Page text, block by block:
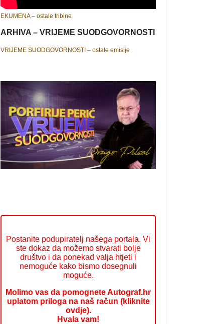
EKUMENA – ostale tribine
ARHIVA – VRIJEME SUODGOVORNOSTI
VRIJEME SUODGOVORNOSTI – ostale emisije
Postanite podupiratelj našega portala. Vi
ste dokaz da možemo stvarati bolje
društvo i da ponekad valja htjeti i
nemoguće kako bismo dosegnuli
moguće.
Molimo vas da pomognete Autograf.hr
uplatom priloga na naš račun (kliknite
ovdje).
Hvala vam!